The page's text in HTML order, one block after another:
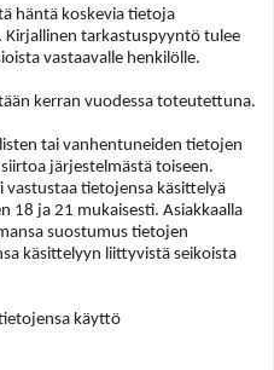
häntä koskevia tietoja
tarkastuspyyntö tulee
vastaavalle henkilölle.
kerran vuodessa toteutettuna.
tai vanhentuneiden tietojen
järjestelmästä toiseen.
vastustaa tietojensa käsittelyä
18 ja 21 mukaisesti. Asiakkaalla
suostumus tietojen
käsittelyyn liittyvistä seikoista
käyttö